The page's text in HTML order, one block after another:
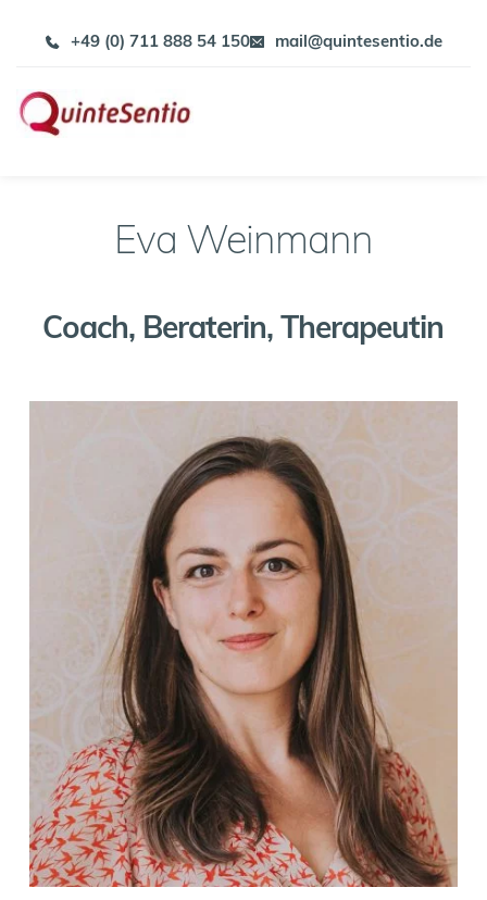
springen
+49 (0) 711 888 54 150 mail@quintesentio.de
Eva Weinmann
Coach, Beraterin, Therapeutin